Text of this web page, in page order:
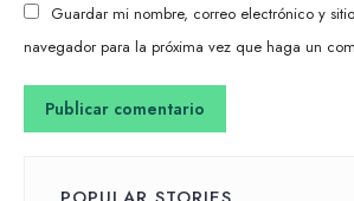
Guardar mi nombre, correo electrónico y
navegador para la próxima vez que haga un